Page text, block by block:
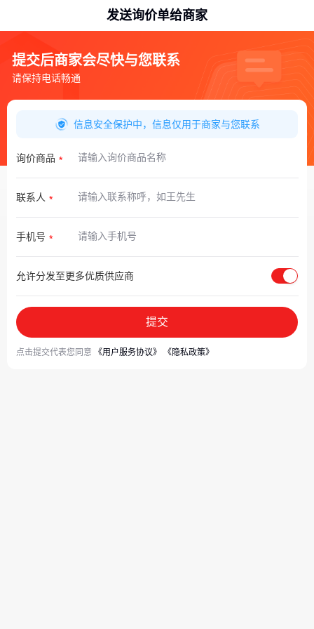
发送询价单给商家
提交后商家会尽快与您联系
请保持电话畅通
信息安全保护中，信息仅用于商家与您联系
询价商品
联系人
手机号
允许分发至更多优质供应商
提交
点击提交代表您同意 《用户服务协议》 《隐私政策》